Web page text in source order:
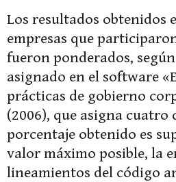
Los resultados obtenidos
empresas que
fueron ponderados,
asignado en el software
prácticas de gobierno
(2006), que asigna cuatro
porcentaje obtenido es
valor máximo posible, la
lineamientos del código